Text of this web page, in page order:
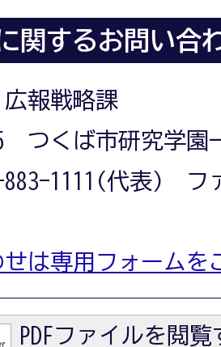
関するお問い合
報戦略課
つくば市研究学園
883-1111(代表) フ
は専用フォームを
PDFファイルを閲